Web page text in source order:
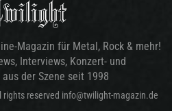
Magazin für Metal, Rock & mehr!
Interviews, Konzert- und
der Szene seit 1998
rights reserved info@twilight-magazin.de